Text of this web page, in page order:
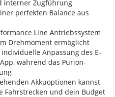
interner Zugführung
perfekten Balance aus
Line Antriebssystem
Drehmoment ermöglicht
Anpassung des E-
während das Purion-
Akkuoptionen kannst
Fahrstrecken und dein Budget